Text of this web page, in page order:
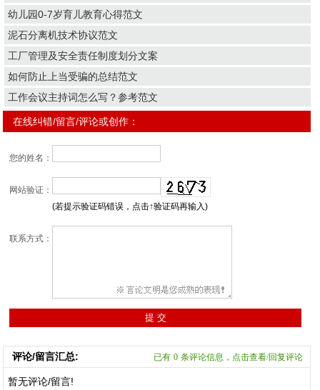
幼儿园0-7岁育儿教育心得范文
泥石分离机技术协议范文
工厂管理及安全责任制度划分文案
如何防止上当受骗的总结范文
工作会议主持词怎么写？参考范文
在线纠错/留言/评论或创作：
您的姓名：
网站验证：
(若提示验证码错误，点击↑验证码再输入)
联系方式：
评论/留言汇总: 已有 0 条评论信息，点击查看/回复评论
暂无评论/留言!